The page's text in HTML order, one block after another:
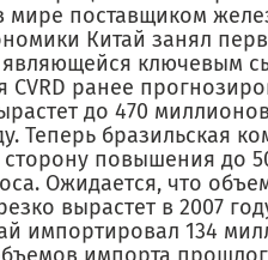
мире поставщиком
Китай занял
ключевым
ранее
до 470
Теперь бразильская
повышения до
Ожидается, что
вырастет в 2007
импортировал 134